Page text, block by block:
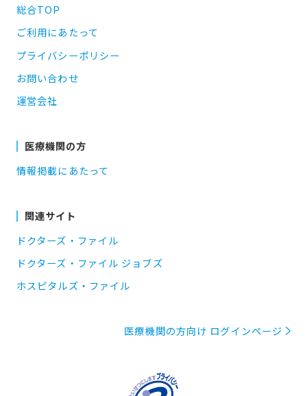
総合TOP
ご利用にあたって
プライバシーポリシー
お問い合わせ
運営会社
医療機関の方
情報掲載にあたって
関連サイト
ドクターズ・ファイル
ドクターズ・ファイル ジョブズ
ホスピタルズ・ファイル
医療機関の方向け ログインページ